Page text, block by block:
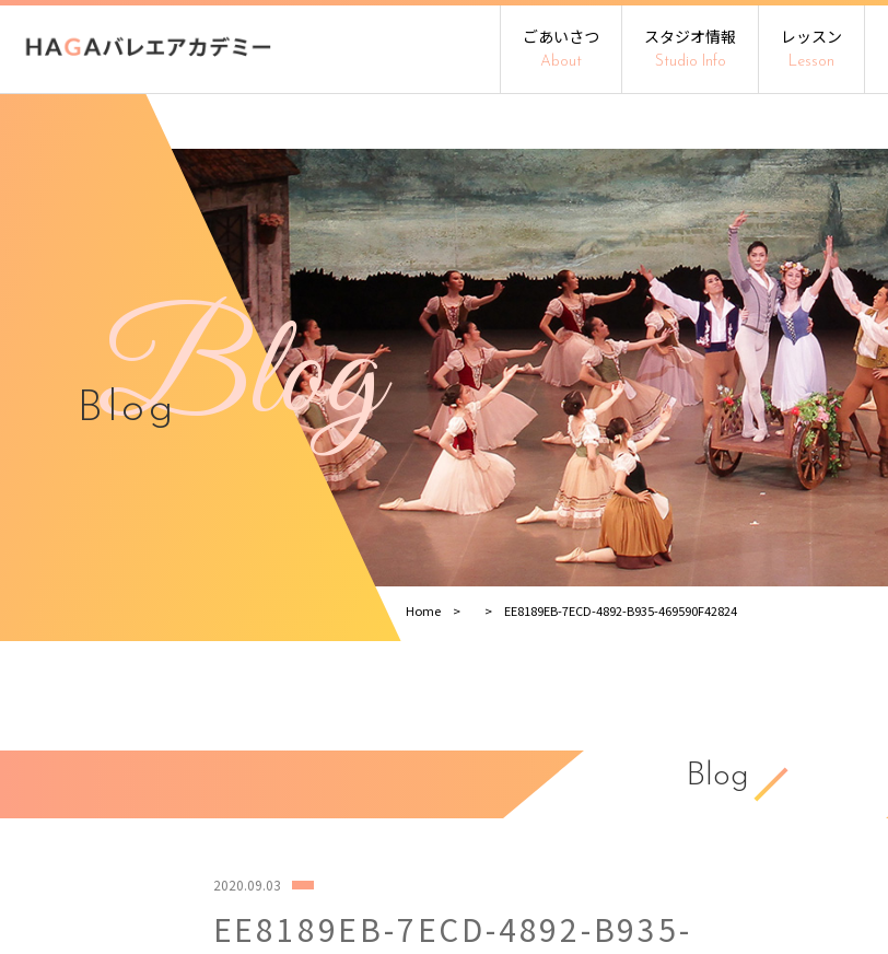
ごあいさつ
About
スタジオ情報
Studio Info
レッスン
Lesson
Blog
Blog
Home EE8189EB-7ECD-4892-B935-469590F42824
Blog
2020.09.03
EE8189EB-7ECD-4892-B935-